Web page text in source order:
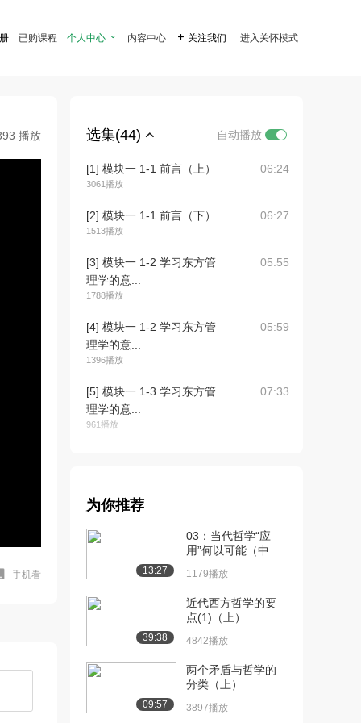
已购课程 个人中心  内容中心  关注我们 进入关怀模式
播放
手机看
选集(44) 自动播放
[1] 模块一 1-1 前言（上）
3061播放
06:24
[2] 模块一 1-1 前言（下）
1513播放
06:27
[3] 模块一 1-2 学习东方管
理学的意...
1788播放
05:55
[4] 模块一 1-2 学习东方管
理学的意...
1396播放
05:59
[5] 模块一 1-3 学习东方管
理学的意...
961播放
07:33
成和演变...
本”的来源...
[9] 模块二 2-1 “以人为
本”的来源...
[10] 模块二 2-2 东西方“人
为你推荐
13:27
03：当代哲学“应
用”何以可能（中...
1179播放
39:38
近代西方哲学的要
点(1)（上）
4842播放
09:57
两个矛盾与哲学的
分类（上）
3897播放